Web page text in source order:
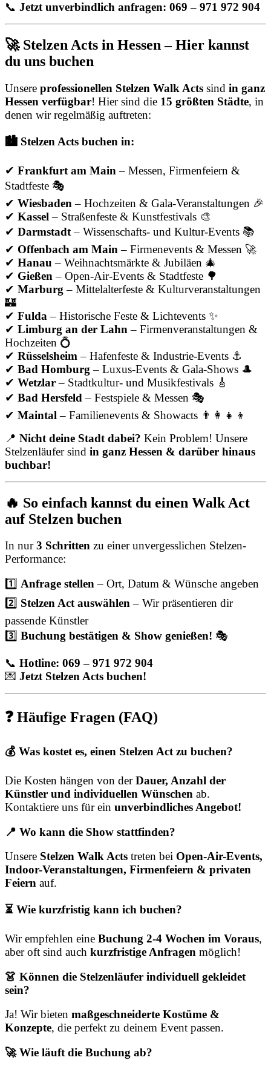
📞 Jetzt unverbindlich anfragen: 069 – 971 972 904
🚀 Stelzen Acts in Hessen – Hier kannst
du uns buchen
Unsere professionellen Stelzen Walk Acts sind in ganz
Hessen verfügbar! Hier sind die 15 größten Städte, in
denen wir regelmäßig auftreten:
🏙️ Stelzen Acts buchen in:
✔ Frankfurt am Main – Messen, Firmenfeiern &
Stadtfeste 🎭
✔ Wiesbaden – Hochzeiten & Gala-Veranstaltungen 🎉
✔ Kassel – Straßenfeste & Kunstfestivals 🎨
✔ Darmstadt– Wissenschafts- und Kultur-Events 📚
✔ Offenbach am Main – Firmenevents & Messen 🚀
✔ Hanau – Weihnachtsmärkte & Jubiläen 🎄
✔ Gießen – Open-Air-Events & Stadtfeste 🌳
✔ Marburg – Mittelalterfeste & Kulturveranstaltungen
🏰
✔ Fulda – Historische Feste & Lichtevents ✨
✔ Limburg an der Lahn – Firmenveranstaltungen &
Hochzeiten 💍
✔ Rüsselsheim – Hafenfeste & Industrie-Events ⚓
✔ Bad Homburg – Luxus-Events & Gala-Shows 🎩
✔ Wetzlar– Stadtkultur- und Musikfestivals 🎸
✔ Bad Hersfeld – Festspiele & Messen 🎭
✔ Maintal – Familienevents & Showacts 👨‍👩‍👧‍👦
📍 Nicht deine Stadt dabei? Kein Problem! Unsere
Stelzenläufer sind in ganz Hessen & darüber hinaus
buchbar!
🔥 So einfach kannst du einen Walk Act
auf Stelzen buchen
In nur3 Schritten zu einer unvergesslichen Stelzen-
Performance:
1️⃣ Anfrage stellen– Ort, Datum & Wünsche angeben
2️⃣ Stelzen Act auswählen– Wir präsentieren dir
passende Künstler
3️⃣ Buchung bestätigen & Show genießen! 🎭
📞 Hotline: 069 – 971 972 904
💌 Jetzt Stelzen Acts buchen!
❓ Häufige Fragen (FAQ)
💰 Was kostet es, einen Stelzen Act zu buchen?
Die Kosten hängen von derDauer, Anzahl der
Künstler und individuellen Wünschen ab.
Kontaktiere uns für ein unverbindliches Angebot!
📍 Wo kann die Show stattfinden?
Unsere Stelzen Walk Acts treten bei Open-Air-Events,
Indoor-Veranstaltungen, Firmenfeiern & privaten
Feiern auf.
⏳ Wie kurzfristig kann ich buchen?
Wir empfehlen eine Buchung 2-4 Wochen im Voraus,
aber oft sind auch kurzfristige Anfragen möglich!
👗 Können die Stelzenläufer individuell gekleidet
sein?
Ja! Wir bieten maßgeschneiderte Kostüme &
Konzepte, die perfekt zu deinem Event passen.
🚀 Wie läuft die Buchung ab?